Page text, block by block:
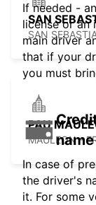
SAN
SAN
PAU
MAULEON -
If needed -
license or an
main driver
that if your
you must
In case of
the driver's
it. For some